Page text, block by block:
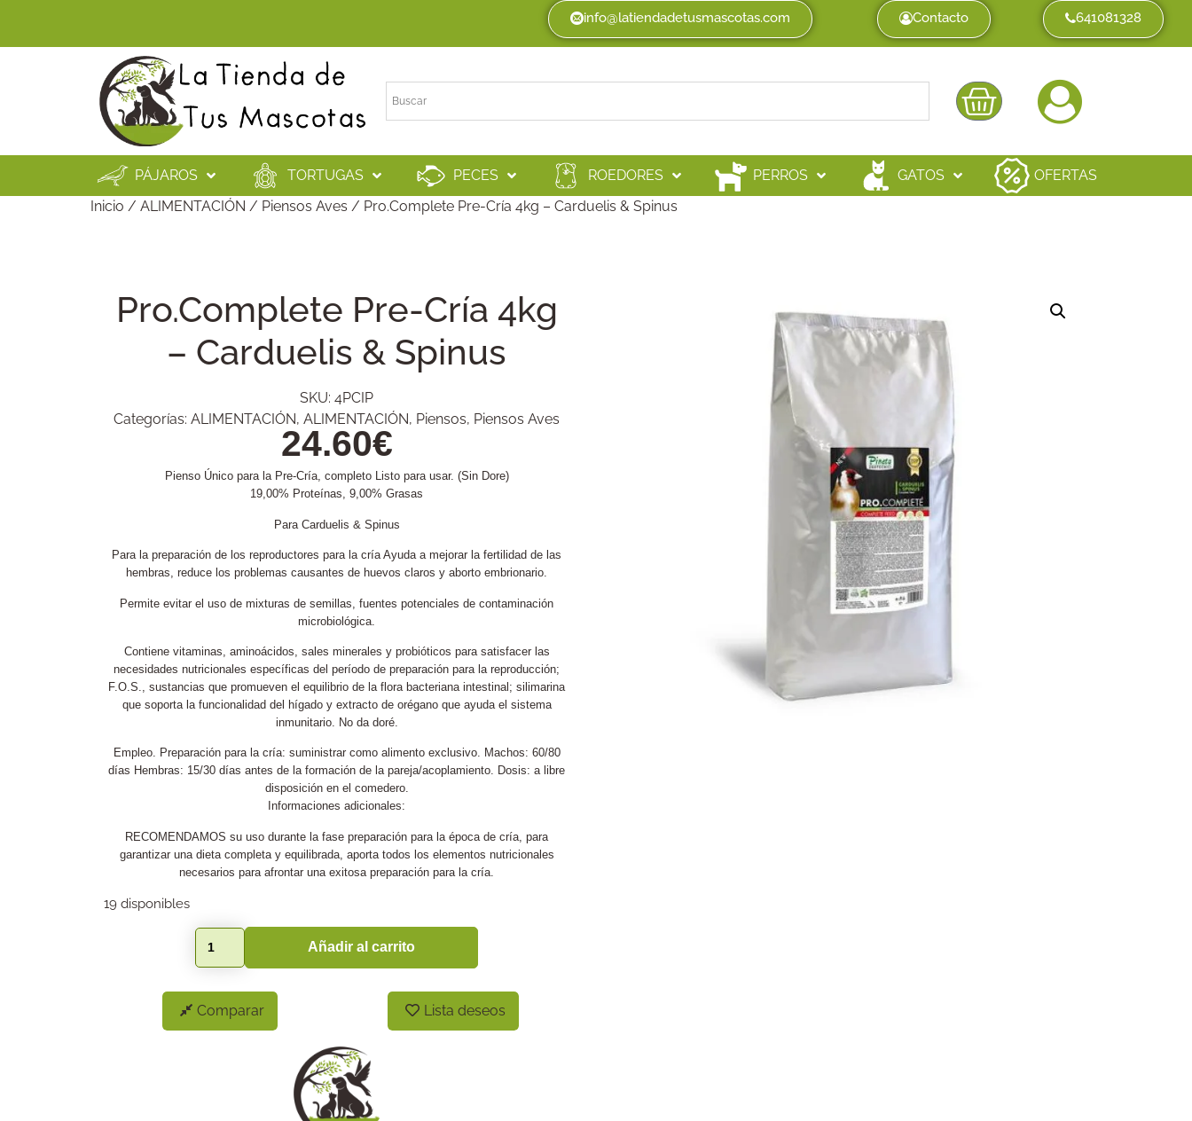
info@latiendadetusmascotas.com Contacto 641081328
PÁJAROS TORTUGAS PECES ROEDORES PERROS GATOS
OFERTAS
Inicio / ALIMENTACIÓN / Piensos Aves / Pro.Complete Pre-Cría 4kg – Carduelis & Spinus
Pro.Complete Pre-Cría 4kg
– Carduelis & Spinus
SKU: 4PCIP
Categorías: ALIMENTACIÓN, ALIMENTACIÓN, Piensos, Piensos Aves
24.60€
Pienso Único para la Pre-Cría, completo Listo para usar. (Sin Dore)
19,00% Proteínas, 9,00% Grasas
Para Carduelis & Spinus
Para la preparación de los reproductores para la cría Ayuda a mejorar la fertilidad de las
hembras, reduce los problemas causantes de huevos claros y aborto embrionario.
Permite evitar el uso de mixturas de semillas, fuentes potenciales de contaminación
microbiológica.
Contiene vitaminas, aminoácidos, sales minerales y probióticos para satisfacer las
necesidades nutricionales específicas del período de preparación para la reproducción;
F.O.S., sustancias que promueven el equilibrio de la flora bacteriana intestinal; silimarina
que soporta la funcionalidad del hígado y extracto de orégano que ayuda el sistema
inmunitario. No da doré.
Empleo. Preparación para la cría: suministrar como alimento exclusivo. Machos: 60/80
días Hembras: 15/30 días antes de la formación de la pareja/acoplamiento. Dosis: a libre
disposición en el comedero.
Informaciones adicionales:
RECOMENDAMOS su uso durante la fase preparación para la época de cría, para
garantizar una dieta completa y equilibrada, aporta todos los elementos nutricionales
necesarios para afrontar una exitosa preparación para la cría.
19 disponibles
Añadir al carrito
Comparar Lista deseos